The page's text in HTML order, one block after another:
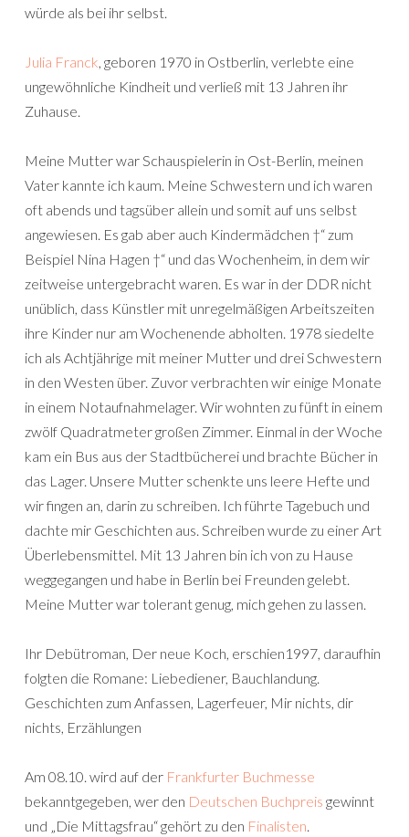
würde als bei ihr selbst.
Julia Franck, geboren 1970 in Ostberlin, verlebte eine
ungewöhnliche Kindheit und verließ mit 13 Jahren ihr
Zuhause.
Meine Mutter war Schauspielerin in Ost-Berlin, meinen
Vater kannte ich kaum. Meine Schwestern und ich waren
oft abends und tagsüber allein und somit auf uns selbst
angewiesen. Es gab aber auch Kindermädchen †“ zum
Beispiel Nina Hagen †“ und das Wochenheim, in dem wir
zeitweise untergebracht waren. Es war in der DDR nicht
unüblich, dass Künstler mit unregelmäßigen Arbeitszeiten
ihre Kinder nur am Wochenende abholten. 1978 siedelte
ich als Achtjährige mit meiner Mutter und drei Schwestern
in den Westen über. Zuvor verbrachten wir einige Monate
in einem Notaufnahmelager. Wir wohnten zu fünft in einem
zwölf Quadratmeter großen Zimmer. Einmal in der Woche
kam ein Bus aus der Stadtbücherei und brachte Bücher in
das Lager. Unsere Mutter schenkte uns leere Hefte und
wir fingen an, darin zu schreiben. Ich führte Tagebuch und
dachte mir Geschichten aus. Schreiben wurde zu einer Art
Überlebensmittel. Mit 13 Jahren bin ich von zu Hause
weggegangen und habe in Berlin bei Freunden gelebt.
Meine Mutter war tolerant genug, mich gehen zu lassen.
Ihr Debütroman, Der neue Koch, erschien1997, daraufhin
folgten die Romane: Liebediener, Bauchlandung.
Geschichten zum Anfassen, Lagerfeuer, Mir nichts, dir
nichts, Erzählungen
Am 08.10. wird auf der Frankfurter Buchmesse
bekanntgegeben, wer den Deutschen Buchpreis gewinnt
und „Die Mittagsfrau“ gehört zu den Finalisten.